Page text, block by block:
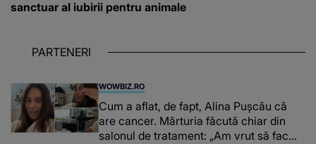
sanctuar al iubirii pentru animale
PARTENERI
WOWBIZ.RO
Cum a aflat, de fapt, Alina Pușcău că
are cancer. Mărturia făcută chiar din
salonul de tratament: „Am vrut să fac